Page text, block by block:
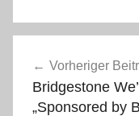
Vorheriger
Bridgestone
„Sponsored by